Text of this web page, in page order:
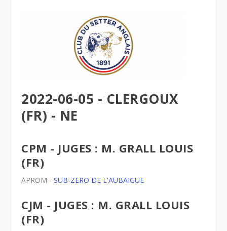
2022-06-05 - CLERGOUX
(FR) - NE
CPM - JUGES : M. GRALL LOUIS
(FR)
APROM -SUB-ZERO DE L'AUBAIGUE
CJM - JUGES : M. GRALL LOUIS
(FR)